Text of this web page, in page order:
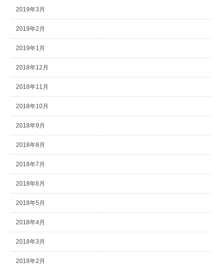
2019年3月
2019年2月
2019年1月
2018年12月
2018年11月
2018年10月
2018年9月
2018年8月
2018年7月
2018年6月
2018年5月
2018年4月
2018年3月
2018年2月